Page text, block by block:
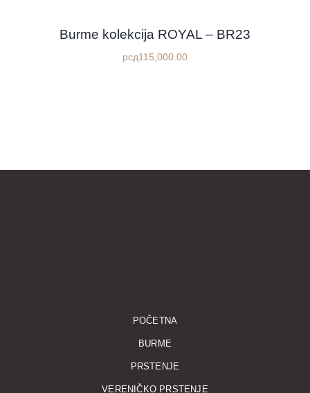
Burme kolekcija ROYAL – BR23
рсд115,000.00
POČETNA
BURME
PRSTENJE
VERENIČKO PRSTENJE